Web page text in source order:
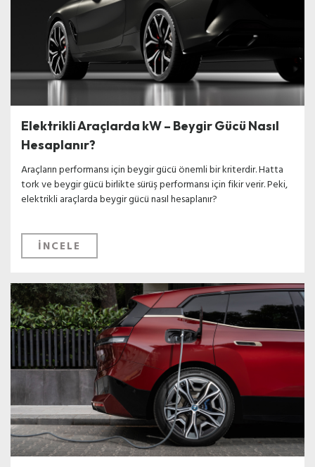
Elektrikli Araçlarda kW – Beygir Gücü Nasıl
Hesaplanır?
Araçların performansı için beygir gücü önemli bir kriterdir. Hatta
tork ve beygir gücü birlikte sürüş performansı için fikir verir. Peki,
elektrikli araçlarda beygir gücü nasıl hesaplanır?
İNCELE